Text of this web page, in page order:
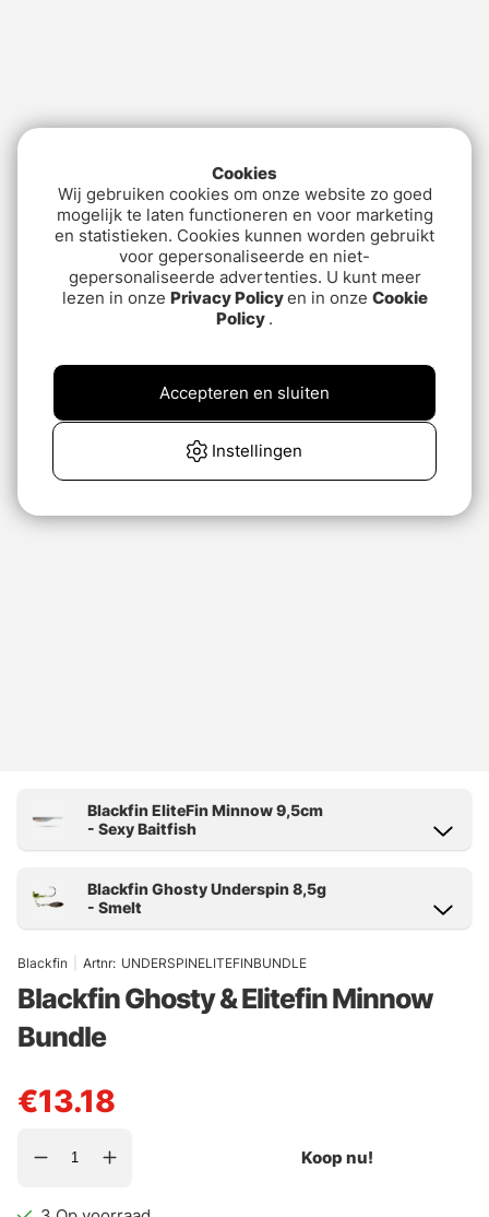
Blackfin Artnr: UNDERSPINELITEFINBUNDLE
Blackfin Ghosty & Elitefin Minnow
Bundle
€13.18
Koop nu!
Cookies
Wij gebruiken cookies om onze website zo goed
mogelijk te laten functioneren en voor marketing
en statistieken. Cookies kunnen worden gebruikt
voor gepersonaliseerde en niet-
gepersonaliseerde advertenties. U kunt meer
lezen in onze Privacy Policyen in onze Cookie
Policy .
Instellingen
Accepteren en sluiten